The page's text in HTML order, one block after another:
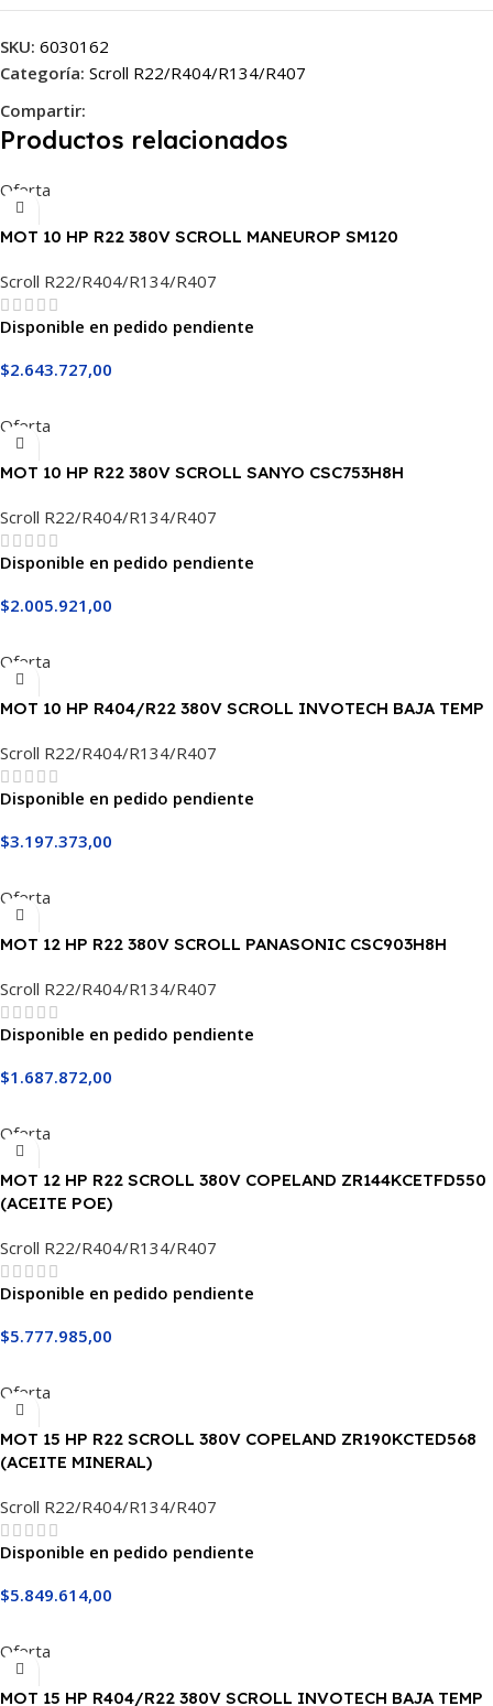
SKU: 6030162
Categoría: Scroll R22/R404/R134/R407
Compartir:
Productos relacionados
Oferta
MOT 10 HP R22 380V SCROLL MANEUROP SM120
Scroll R22/R404/R134/R407
Disponible en pedido pendiente
$2.643.727,00
Oferta
MOT 10 HP R22 380V SCROLL SANYO CSC753H8H
Scroll R22/R404/R134/R407
Disponible en pedido pendiente
$2.005.921,00
Oferta
MOT 10 HP R404/R22 380V SCROLL INVOTECH BAJA TEMP
Scroll R22/R404/R134/R407
Disponible en pedido pendiente
$3.197.373,00
Oferta
MOT 12 HP R22 380V SCROLL PANASONIC CSC903H8H
Scroll R22/R404/R134/R407
Disponible en pedido pendiente
$1.687.872,00
Oferta
MOT 12 HP R22 SCROLL 380V COPELAND ZR144KCETFD550
(ACEITE POE)
Scroll R22/R404/R134/R407
Disponible en pedido pendiente
$5.777.985,00
Oferta
MOT 15 HP R22 SCROLL 380V COPELAND ZR190KCTED568
(ACEITE MINERAL)
Scroll R22/R404/R134/R407
Disponible en pedido pendiente
$5.849.614,00
Oferta
MOT 15 HP R404/R22 380V SCROLL INVOTECH BAJA TEMP